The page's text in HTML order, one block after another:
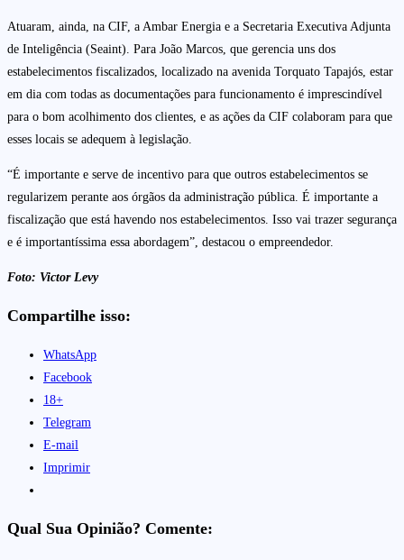
Atuaram, ainda, na CIF, a Ambar Energia e a Secretaria Executiva Adjunta
de Inteligência (Seaint). Para João Marcos, que gerencia uns dos
estabelecimentos fiscalizados, localizado na avenida Torquato Tapajós, estar
em dia com todas as documentações para funcionamento é imprescindível
para o bom acolhimento dos clientes, e as ações da CIF colaboram para que
esses locais se adequem à legislação.
“É importante e serve de incentivo para que outros estabelecimentos se
regularizem perante aos órgãos da administração pública. É importante a
fiscalização que está havendo nos estabelecimentos. Isso vai trazer segurança
e é importantíssima essa abordagem”, destacou o empreendedor.
Foto: Victor Levy
Compartilhe isso:
WhatsApp
Facebook
18+
Telegram
E-mail
Imprimir
Qual Sua Opinião? Comente: